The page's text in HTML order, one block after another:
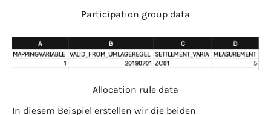
Participation group data
Allocation rule data
In diesem Beispiel erstellen wir die beiden